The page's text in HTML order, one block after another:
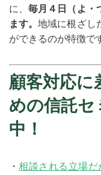
に、毎月４日（よ・
ます。地域に根ざし
ができるのが特徴で
顧客対応に
めの信託セ
中！
・相談される立場だ